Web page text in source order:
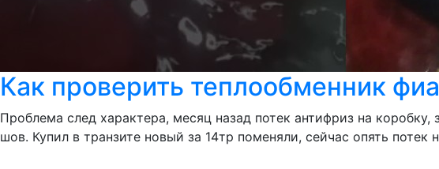
Как проверить теплообменник
Проблема след характера, месяц назад потек антифриз на
шов. Купил в транзите новый за 14тр поменяли, сейчас опять